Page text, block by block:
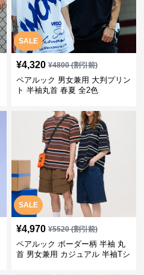
SALE
¥4,320 ¥4800(割引前)
ペアルック 男女兼用 大判プリン
ト 半袖丸首 春夏 全2色
SALE
¥4,970 ¥5520(割引前)
ペアルック ボーダー柄 半袖 丸
首 男女兼用 カジュアル 半袖Tシ